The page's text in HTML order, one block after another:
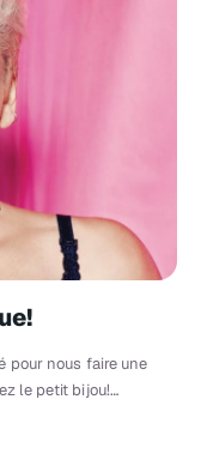
pour nous faire une
le petit bijou!…